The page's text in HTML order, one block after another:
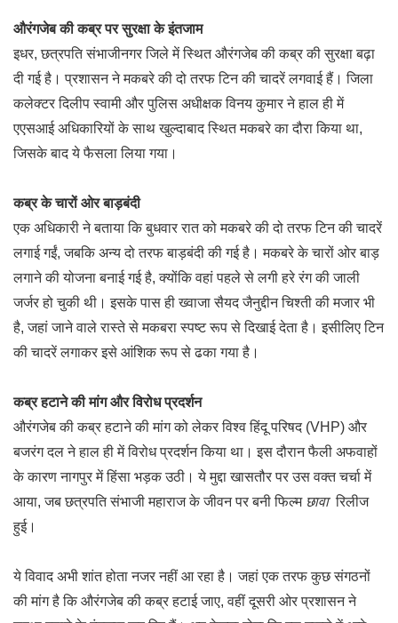
औरंगजेब की कब्र पर सुरक्षा के इंतजाम
इधर, छत्रपति संभाजीनगर जिले में स्थित औरंगजेब की कब्र की सुरक्षा बढ़ा
दी गई है। प्रशासन ने मकबरे की दो तरफ टिन की चादरें लगवाई हैं। जिला
कलेक्टर दिलीप स्वामी और पुलिस अधीक्षक विनय कुमार ने हाल ही में
एएसआई अधिकारियों के साथ खुल्दाबाद स्थित मकबरे का दौरा किया था,
जिसके बाद ये फैसला लिया गया।
कब्र के चारों ओर बाड़बंदी
एक अधिकारी ने बताया कि बुधवार रात को मकबरे की दो तरफ टिन की चादरें
लगाई गईं, जबकि अन्य दो तरफ बाड़बंदी की गई है। मकबरे के चारों ओर बाड़
लगाने की योजना बनाई गई है, क्योंकि वहां पहले से लगी हरे रंग की जाली
जर्जर हो चुकी थी। इसके पास ही ख्वाजा सैयद जैनुद्दीन चिश्ती की मजार भी
है, जहां जाने वाले रास्ते से मकबरा स्पष्ट रूप से दिखाई देता है। इसीलिए टिन
की चादरें लगाकर इसे आंशिक रूप से ढका गया है।
कब्र हटाने की मांग और विरोध प्रदर्शन
औरंगजेब की कब्र हटाने की मांग को लेकर विश्व हिंदू परिषद (VHP) और
बजरंग दल ने हाल ही में विरोध प्रदर्शन किया था। इस दौरान फैली अफवाहों
के कारण नागपुर में हिंसा भड़क उठी। ये मुद्दा खासतौर पर उस वक्त चर्चा में
आया, जब छत्रपति संभाजी महाराज के जीवन पर बनी फिल्म छावा रिलीज
हुई।
ये विवाद अभी शांत होता नजर नहीं आ रहा है। जहां एक तरफ कुछ संगठनों
की मांग है कि औरंगजेब की कब्र हटाई जाए, वहीं दूसरी ओर प्रशासन ने